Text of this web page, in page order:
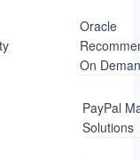
Oracle
On
PayPal
Solutions